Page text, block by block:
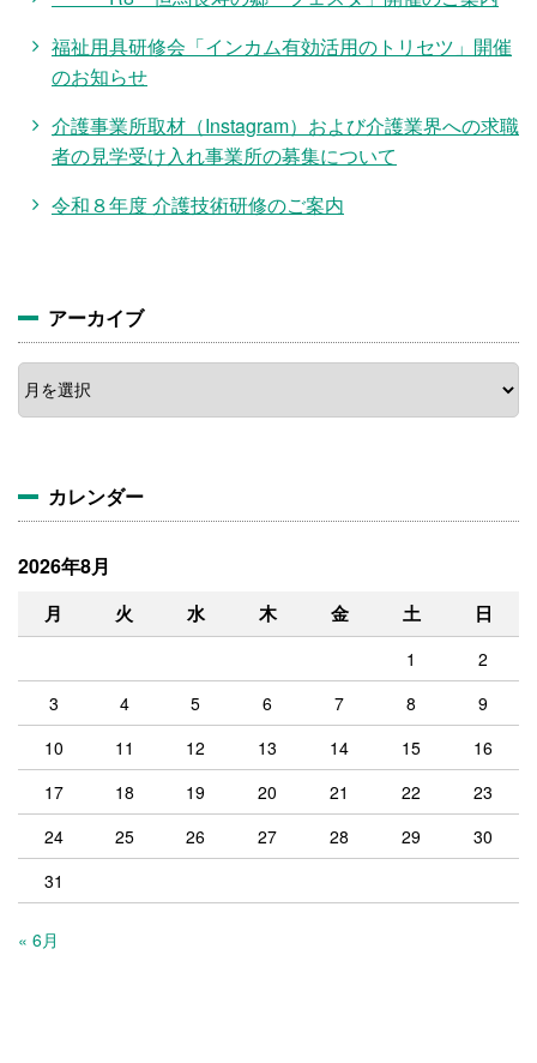
福祉用具研修会「インカム有効活用のトリセツ」開催
のお知らせ
介護事業所取材（Instagram）および介護業界への求職
者の見学受け入れ事業所の募集について
令和８年度 介護技術研修のご案内
アーカイブ
ア
ー
カ
カレンダー
2026年8月
月 火 水 木 金 土 日
1
2
3
4 5 6 7 8
9
10
11 12 13 14 15
16
17
18 19 20 21 22
23
24
25 26 27 28 29
30
31
« 6月